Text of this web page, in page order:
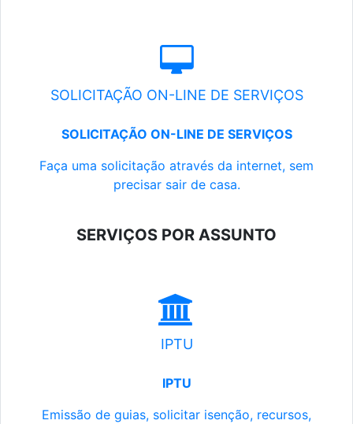
SOLICITAÇÃO ON-LINE DE SERVIÇOS
SOLICITAÇÃO ON-LINE DE SERVIÇOS
Faça uma solicitação através da internet, sem
precisar sair de casa.
SERVIÇOS POR ASSUNTO
IPTU
IPTU
Emissão de guias, solicitar isenção, recursos,